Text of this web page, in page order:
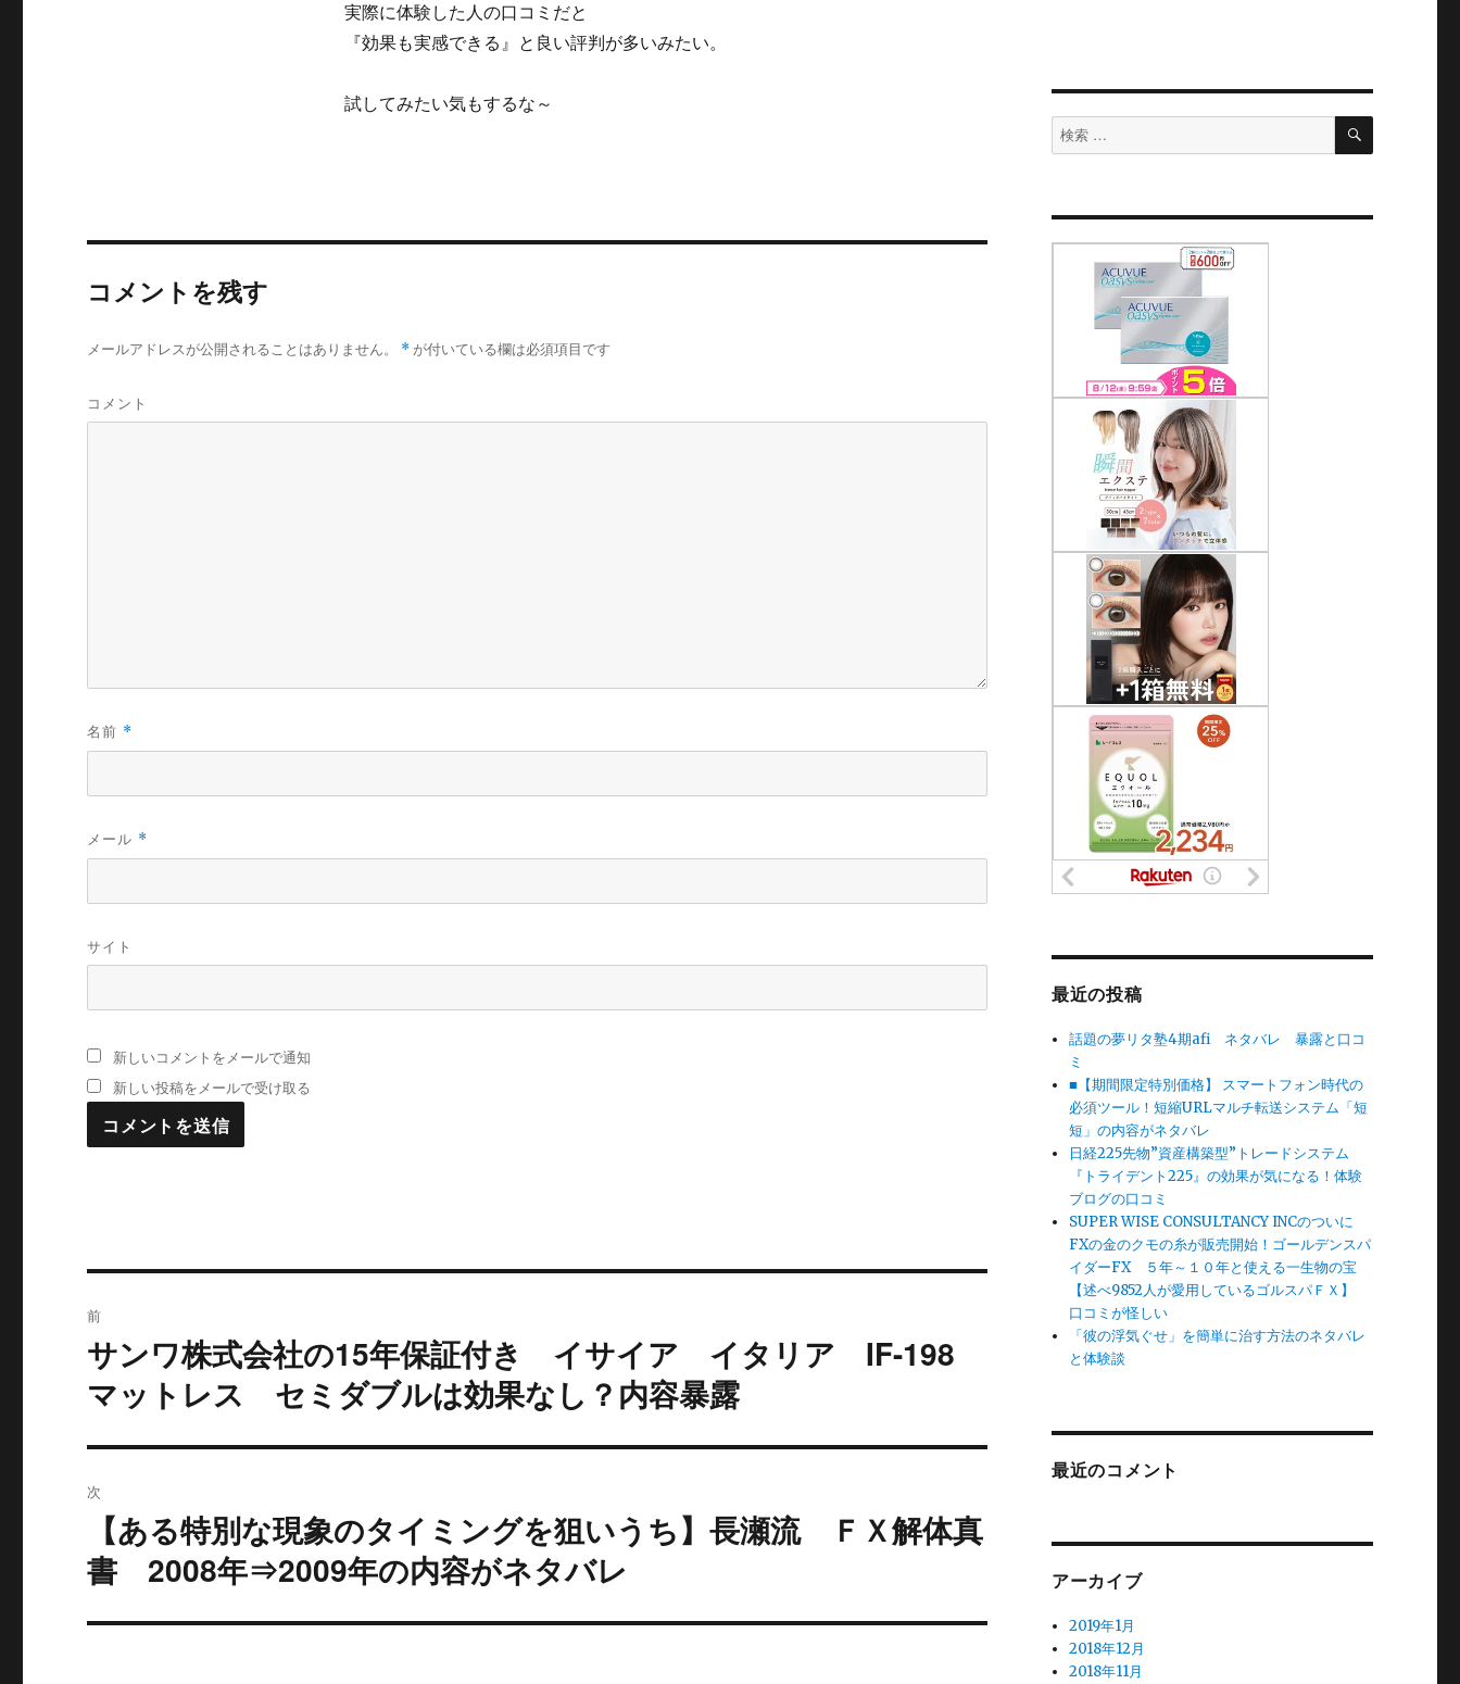
実際に体験した人の口コミだと
『効果も実感できる』と良い評判が多いみたい。
試してみたい気もするな～
コメントを残す
メールアドレスが公開されることはありません。 * が付いている欄は必須項目です
コメント
名前 *
メール *
サイト
新しいコメントをメールで通知
新しい投稿をメールで受け取る
稿
ナ
ゲ
ー
シ
ョ
前
過
去
の
投
サンワ株式会社の15年保証付き イサイア イタリア IF-198
マットレス セミダブルは効果なし？内容暴露
次
の
投
稿:
【ある特別な現象のタイミングを狙いうち】長瀬流 ＦＸ解体真
書 2008年⇒2009年の内容がネタバレ
検
索
検
最近の投稿
話題の夢リタ塾4期afi ネタバレ 暴露と口コ
ミ
■【期間限定特別価格】 スマートフォン時代の
必須ツール！短縮URLマルチ転送システム「短
短」の内容がネタバレ
日経225先物”資産構築型”トレードシステム
『トライデント225』の効果が気になる！体験
ブログの口コミ
SUPER WISE CONSULTANCY INCのついに
FXの金のクモの糸が販売開始！ゴールデンスパ
イダーFX ５年～１０年と使える一生物の宝
【述べ9852人が愛用しているゴルスパＦＸ】
口コミが怪しい
「彼の浮気ぐせ」を簡単に治す方法のネタバレ
と体験談
最近のコメント
アーカイブ
2019年1月
2018年12月
2018年11月